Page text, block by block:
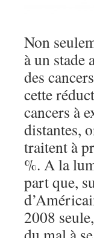
Non
à un stade
des
cette
cancers à
distantes,
traitent à
%. A la
part que,
2008